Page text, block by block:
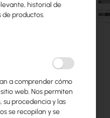
comienzo
la
galería
de
imágenes
historial de
productos.
a comprender cómo
web. Nos permiten
su procedencia y las
se recopilan y se